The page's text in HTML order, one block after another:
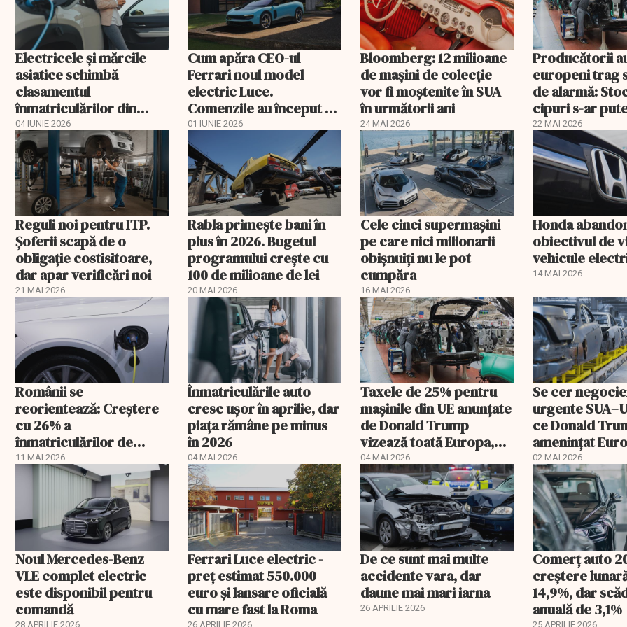
Electricele și mărcile
asiatice schimbă
clasamentul
înmatriculărilor din
România
04 IUNIE 2026
Cum apăra CEO-ul
Ferrari noul model
electric Luce.
Comenzile au început să
curgă
01 IUNIE 2026
Bloomberg: 12 milioane
de mașini de colecție
vor fi moștenite în SUA
în următorii ani
24 MAI 2026
Producătorii
europeni trag
de alarmă:
cipuri s-ar
în câteva
22 MAI 2026
Reguli noi pentru ITP.
Șoferii scapă de o
obligație costisitoare,
dar apar verificări noi
21 MAI 2026
Rabla primește bani în
plus în 2026. Bugetul
programului crește cu
100 de milioane de lei
20 MAI 2026
Cele cinci supermașini
pe care nici milionarii
obișnuiți nu le pot
cumpăra
16 MAI 2026
Honda
obiectivul de
vehicule
14 MAI 2026
Românii se
reorientează: Creştere
cu 26% a
înmatriculărilor de
autoturisme ecologice
11 MAI 2026
Înmatriculările auto
cresc ușor în aprilie, dar
piața rămâne pe minus
în 2026
04 MAI 2026
Taxele de 25% pentru
mașinile din UE anunţate
de Donald Trump
vizează toată Europa,
avertizează Friedrich
Merz
04 MAI 2026
Se cer
urgente
ce Donald
ameninţat
tarife de 25%
automobile
02 MAI 2026
Noul Mercedes-Benz
VLE complet electric
este disponibil pentru
comandă
28 APRILIE 2026
Ferrari Luce electric -
preț estimat 550.000
euro și lansare oficială
cu mare fast la Roma
26 APRILIE 2026
De ce sunt mai multe
accidente vara, dar
daune mai mari iarna
26 APRILIE 2026
Comerț auto
creștere
14,9%, dar
anuală de 3,1%
25 APRILIE 2026